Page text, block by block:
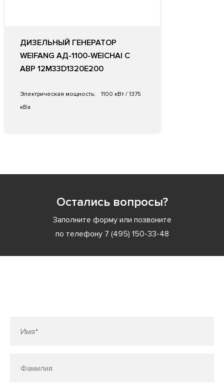
ДИЗЕЛЬНЫЙ ГЕНЕРАТОР
WEIFANG АД-1100-WEICHAI С
АВР 12M33D1320E200
Электрическая мощность:
1100 кВт / 1375
кВа
Остались вопросы?
Заполните форму или позвоните
по телефону 7 (495) 150-33-48
Имя*
Фамилия